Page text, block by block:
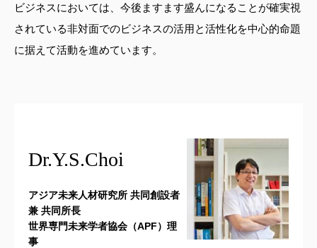
ビジネスにおいては、今後ますます盛んになることが確実視
されている非対面でのビジネスの活用と活性化を中心的命題
に据えて活動を進めています。
Dr.Y.S.Choi
アジア未来人材研究所 共同創設者
兼 共同所長
世界専門未来学者協会（APF）理
事